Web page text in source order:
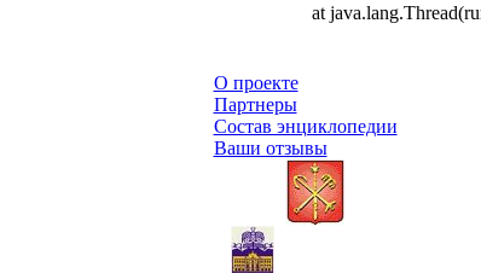
at
О проекте
Партнеры
Состав энциклопедии
Ваши отзывы